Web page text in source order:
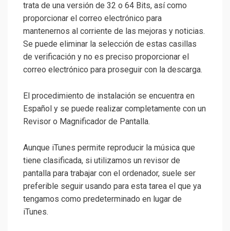
trata de una versión de 32 o 64 Bits, así como
proporcionar el correo electrónico para
mantenernos al corriente de las mejoras y noticias.
Se puede eliminar la selección de estas casillas
de verificación y no es preciso proporcionar el
correo electrónico para proseguir con la descarga.
El procedimiento de instalación se encuentra en
Español y se puede realizar completamente con un
Revisor o Magnificador de Pantalla.
Aunque iTunes permite reproducir la música que
tiene clasificada, si utilizamos un revisor de
pantalla para trabajar con el ordenador, suele ser
preferible seguir usando para esta tarea el que ya
tengamos como predeterminado en lugar de
iTunes.